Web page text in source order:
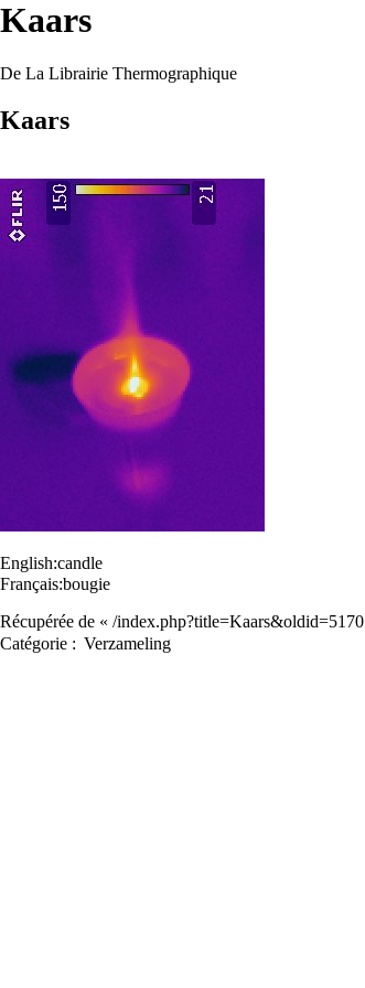
Kaars
De La Librairie Thermographique
Kaars
English:candle
Français:bougie
Récupérée de « /index.php?title=Kaars&oldid=5170
Catégorie : Verzameling